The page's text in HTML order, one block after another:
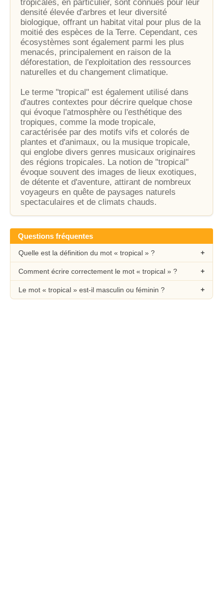
tropicales, en particulier, sont connues pour leur
densité élevée d'arbres et leur diversité
biologique, offrant un habitat vital pour plus de la
moitié des espèces de la Terre. Cependant, ces
écosystèmes sont également parmi les plus
menacés, principalement en raison de la
déforestation, de l'exploitation des ressources
naturelles et du changement climatique.
Le terme "tropical" est également utilisé dans
d'autres contextes pour décrire quelque chose
qui évoque l'atmosphère ou l'esthétique des
tropiques, comme la mode tropicale,
caractérisée par des motifs vifs et colorés de
plantes et d'animaux, ou la musique tropicale,
qui englobe divers genres musicaux originaires
des régions tropicales. La notion de "tropical"
évoque souvent des images de lieux exotiques,
de détente et d'aventure, attirant de nombreux
voyageurs en quête de paysages naturels
spectaculaires et de climats chauds.
Questions fréquentes
Quelle est la définition du mot « tropical » ?
Comment écrire correctement le mot « tropical » ?
Le mot « tropical » est-il masculin ou féminin ?